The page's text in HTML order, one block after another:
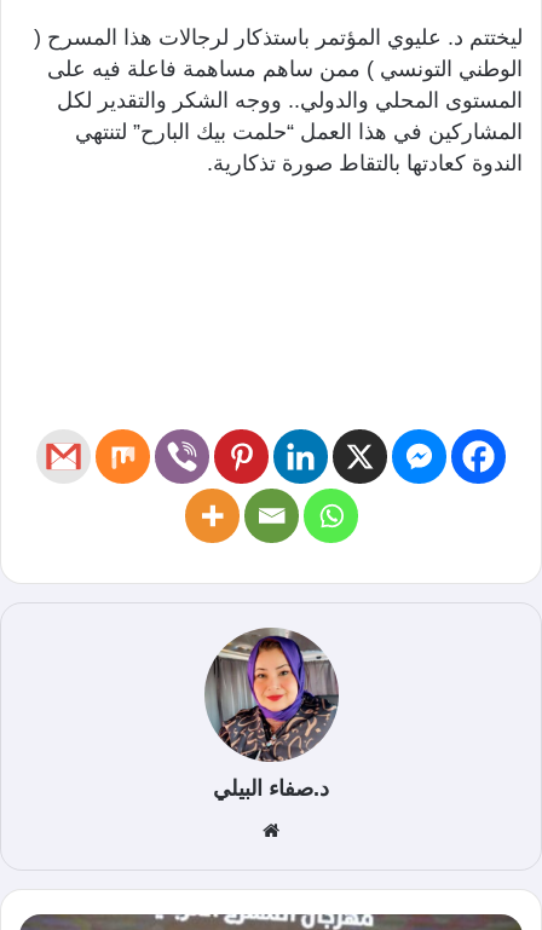
ليختتم د. عليوي المؤتمر باستذكار لرجالات هذا المسرح (
الوطني التونسي ) ممن ساهم مساهمة فاعلة فيه على
المستوى المحلي والدولي.. ووجه الشكر والتقدير لكل
المشاركين في هذا العمل “حلمت بيك البارح” لتنتهي
الندوة كعادتها بالتقاط صورة تذكارية.
د.صفاء البيلي
الوي
ب